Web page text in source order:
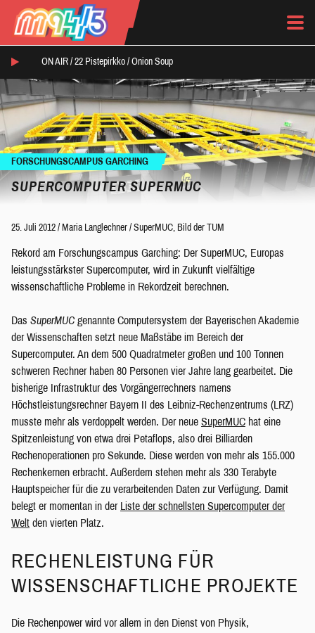
ON AIR / 22 Pistepirkko / Onion Soup
FORSCHUNGSCAMPUS GARCHING
SUPERCOMPUTER SUPERMUC
25. Juli 2012 / Maria Langlechner / SuperMUC, Bild der TUM
Rekord am Forschungscampus Garching: Der SuperMUC, Europas
leistungsstärkster Supercomputer, wird in Zukunft vielfältige
wissenschaftliche Probleme in Rekordzeit berechnen.
Das SuperMUC genannte Computersystem der Bayerischen Akademie
der Wissenschaften setzt neue Maßstäbe im Bereich der
Supercomputer. An dem 500 Quadratmeter großen und 100 Tonnen
schweren Rechner haben 80 Personen vier Jahre lang gearbeitet. Die
bisherige Infrastruktur des Vorgängerrechners namens
Höchstleistungsrechner Bayern II des Leibniz-Rechenzentrums (LRZ)
musste mehr als verdoppelt werden. Der neue SuperMUC hat eine
Spitzenleistung von etwa drei Petaflops, also drei Billiarden
Rechenoperationen pro Sekunde. Diese werden von mehr als 155.000
Rechenkernen erbracht. Außerdem stehen mehr als 330 Terabyte
Hauptspeicher für die zu verarbeitenden Daten zur Verfügung. Damit
belegt er momentan in der Liste der schnellsten Supercomputer der
Welt den vierten Platz.
RECHENLEISTUNG FÜR
WISSENSCHAFTLICHE PROJEKTE
Die Rechenpower wird vor allem in den Dienst von Physik,